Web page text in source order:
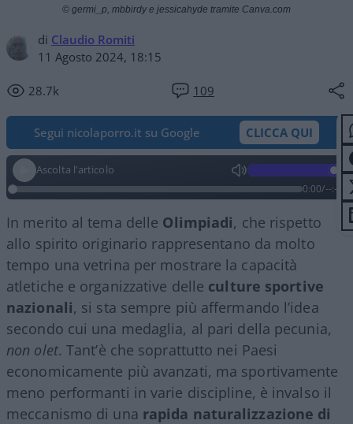
di Claudio Romiti
11 Agosto 2024, 18:15
28.7k 109
© germi_p, mbbirdy e jessicahyde tramite Canva.com
Segui nicolaporro.it su Google CLICCA QUI
Ascolta l'articolo
0:00/--:--
In merito al tema delle Olimpiadi, che rispetto
allo spirito originario rappresentano da molto
tempo una vetrina per mostrare la capacità
atletiche e organizzative delle culture sportive
nazionali, si sta sempre più affermando l’idea
secondo cui una medaglia, al pari della pecunia,
non olet. Tant’è che soprattutto nei Paesi
economicamente più avanzati, ma sportivamente
meno performanti in varie discipline, è invalso il
meccanismo di una rapida naturalizzazione di